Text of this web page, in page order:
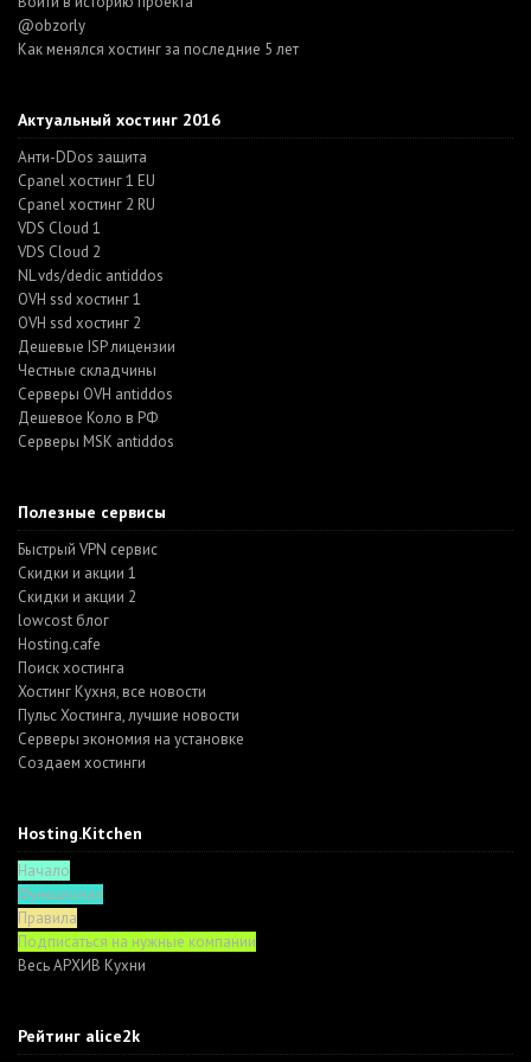
@obzorly
Как менялся хостинг за последние 5 лет
Актуальный хостинг 2016
Анти-DDos защита
Cpanel хостинг 1 EU
Cpanel хостинг 2 RU
VDS Cloud 1
VDS Cloud 2
NL vds/dedic antiddos
OVH ssd хостинг 1
OVH ssd хостинг 2
Дешевые ISP лицензии
Честные складчины
Серверы OVH antiddos
Дешевое Коло в РФ
Серверы MSK antiddos
Полезные сервисы
Быстрый VPN сервис
Скидки и акции 1
Скидки и акции 2
lowcost блог
Hosting.cafe
Поиск хостинга
Хостинг Кухня, все новости
Пульс Хостинга, лучшие новости
Серверы экономия на установке
Создаем хостинги
Hosting.Kitchen
Начало
Функционал
Правила
Подписаться на нужные компании
Весь АРХИВ Кухни
Рейтинг alice2k